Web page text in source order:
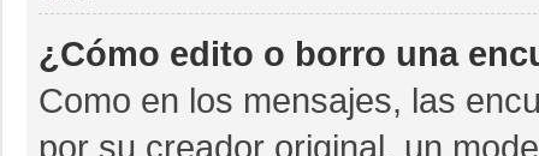
¿Cómo edito o borro una
Como en los mensajes, las
por su creador original, un